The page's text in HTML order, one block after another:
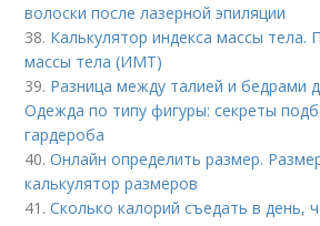
волоски после лазерной эпиляции
38. Калькулятор индекса массы тела.
массы тела (ИМТ)
39. Разница между талией и бедрами
Одежда по типу фигуры: секреты
гардероба
40.Онлайн определить размер.
калькулятор размеров
41.Сколько калорий съедать в день,